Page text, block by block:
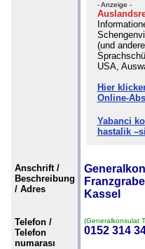
- Anzeige -
(und
USA,
Hier
Online-
Yabanci
hastalik
Anschrift /
Beschreibung
/ Adres
Kassel
Telefon /
Telefon
numarası
(Generalkonsulat
0152 314